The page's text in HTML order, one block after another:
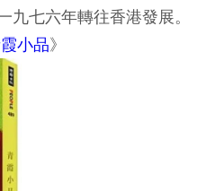
七六年轉往香港發展。
小品》